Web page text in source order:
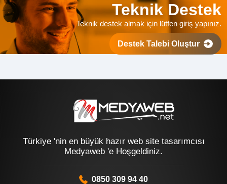
Teknik Destek
Teknik destek almak için lütfen giriş yapınız.
Destek Talebi Oluştur
Türkiye 'nin en büyük hazır web site tasarımcısı
Medyaweb 'e Hoşgeldiniz.
0850 309 94 40